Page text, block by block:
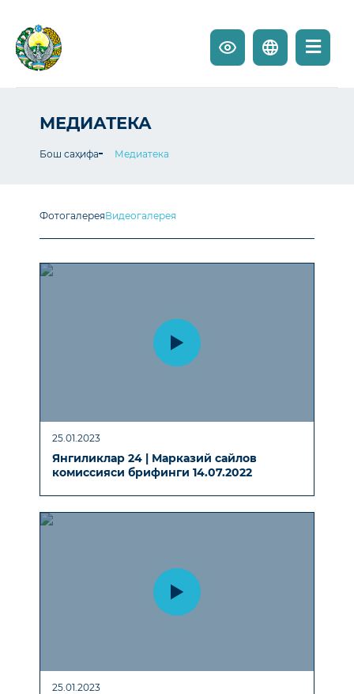
МЕДИАТЕКА
Бош саҳифа Медиатека
ФотогалереяВидеогалерея
25.01.2023
Янгиликлар 24 | Марказий сайлов
комиссияси брифинги 14.07.2022
25.01.2023